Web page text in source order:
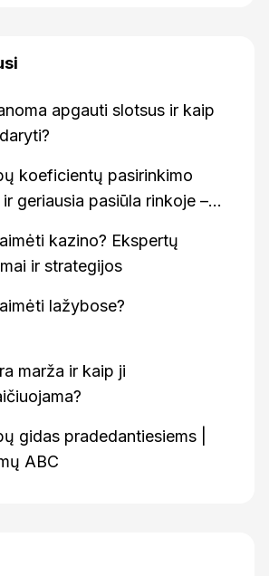
apgauti slotsus ir kaip
koeficientų pasirinkimo
geriausia pasiūla rinkoje –
kazino? Ekspertų
ir strategijos
lažybose?
marža ir kaip ji
gidas pradedantiesiems |
ABC